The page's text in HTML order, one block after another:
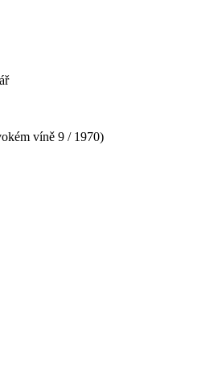
víně 9 / 1970)